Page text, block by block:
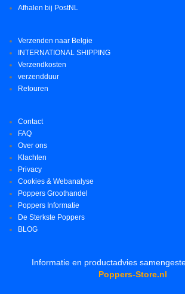
Afhalen bij PostNL
Verzenden naar Belgie
INTERNATIONAL SHIPPING
Verzendkosten
verzendduur
Retouren
Contact
FAQ
Over ons
Klachten
Privacy
Cookies & Webanalyse
Poppers Groothandel
Poppers Informatie
De Sterkste Poppers
BLOG
Informatie en productadvies
Poppers-Store.nl